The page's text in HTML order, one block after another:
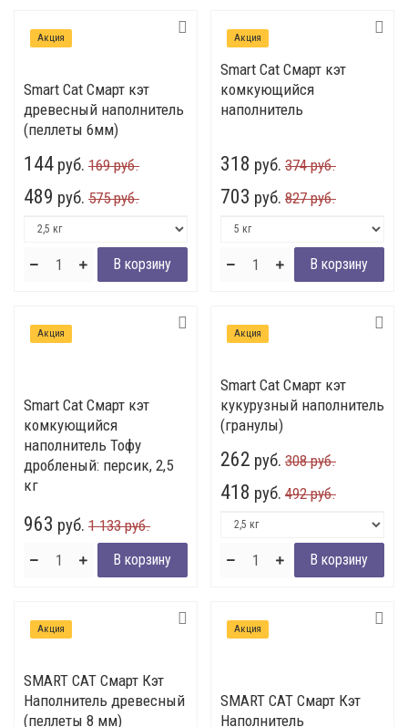
Акция
Smart Cat Смарт кэт
древесный наполнитель
(пеллеты 6мм)
144 руб. 169 руб.
489 руб. 575 руб.
Акция
Smart Cat Смарт кэт
комкующийся
наполнитель
318 руб. 374 руб.
703 руб. 827 руб.
Акция
Smart Cat Смарт кэт
комкующийся
наполнитель Тофу
дробленый: персик, 2,5
кг
963 руб. 1 133 руб.
Акция
Smart Cat Смарт кэт
кукурузный наполнитель
(гранулы)
262 руб. 308 руб.
418 руб. 492 руб.
Акция
SMART CAT Смарт Кэт
Наполнитель древесный
(пеллеты 8 мм)
Акция
SMART CAT Смарт Кэт
Наполнитель